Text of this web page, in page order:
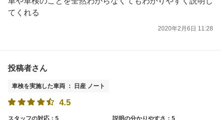
てくれる
2020年2月6日 11:28
投稿者さん
車検を実施した車両 ： 日産 ノート
4.5